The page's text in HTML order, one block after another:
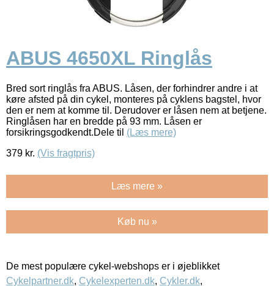
ABUS 4650XL Ringlås
Bred sort ringlås fra ABUS. Låsen, der forhindrer andre i at
køre afsted på din cykel, monteres på cyklens bagstel, hvor
den er nem at komme til. Derudover er låsen nem at betjene.
Ringlåsen har en bredde på 93 mm. Låsen er
forsikringsgodkendt.Dele til (Læs mere)
379 kr. (Vis fragtpris)
Læs mere »
Køb nu »
De mest populære cykel-webshops er i øjeblikket
Cykelpartner.dk, Cykelexperten.dk, Cykler.dk,